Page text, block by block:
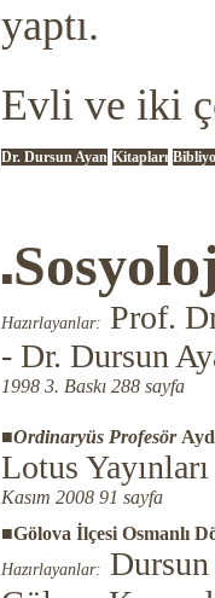
yaptı.
Evli ve iki
Dr. Dursun Ayan Kitapları
■
Hazırlayanlar: Prof.
- Dr. Dursun
1998 3. Baskı 288 sayfa
■Ordinaryüs Profesör
Lotus Yayınları
Kasım 2008 91 sayfa
■Gölova İlçesi Osmanlı
Hazırlayanlar: Dursun